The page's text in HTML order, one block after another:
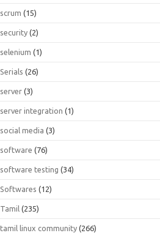
scrum (15)
security (2)
selenium (1)
Serials (26)
server (3)
server integration (1)
social media (3)
software (76)
software testing (34)
Softwares (12)
Tamil (235)
tamil linux community (266)